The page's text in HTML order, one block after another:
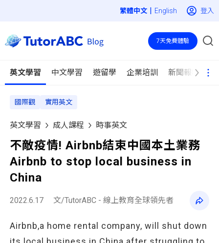
| English 登入
英文學習 中文學習 遊留學 企業培訓 新聞報導
7天免費體驗
國際觀 實用英文
英文學習 成人課程 時事英文
不敵疫情! Airbnb結束中國本土業務
Airbnb to stop local business in
China
2022.6.17 文/TutorABC - 線上教育全球領先者
Airbnb,a home rental company, will shut down